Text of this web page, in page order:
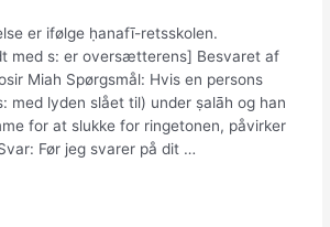
er ifølge ḥanafī-retsskolen.
med s: er oversætterens] Besvaret af
Miah Spørgsmål: Hvis en persons
med lyden slået til) under ṣalāh og han
for at slukke for ringetonen, påvirker
Før jeg svarer på dit …